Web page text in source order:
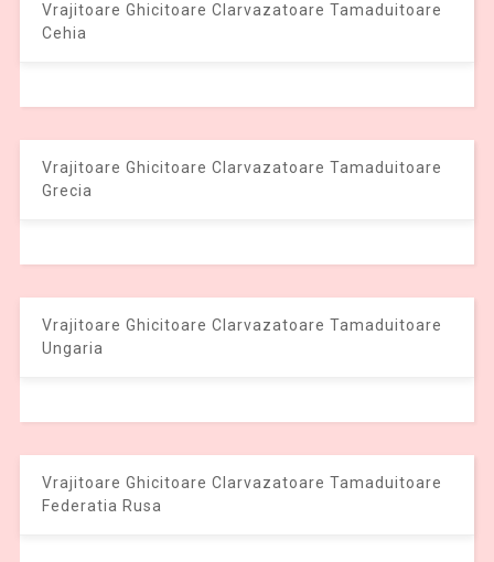
Vrajitoare Ghicitoare Clarvazatoare Tamaduitoare
Cehia
Vrajitoare Ghicitoare Clarvazatoare Tamaduitoare
Grecia
Vrajitoare Ghicitoare Clarvazatoare Tamaduitoare
Ungaria
Vrajitoare Ghicitoare Clarvazatoare Tamaduitoare
Federatia Rusa